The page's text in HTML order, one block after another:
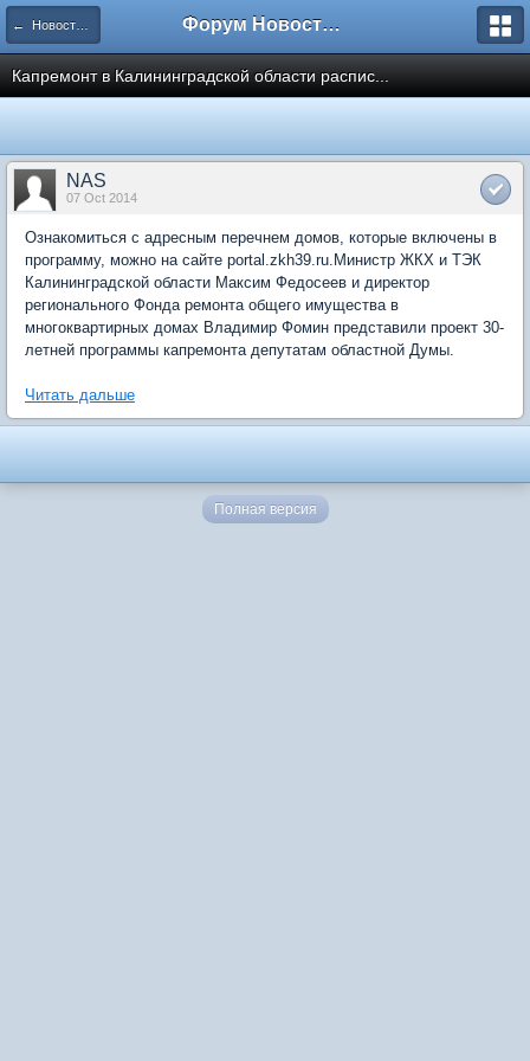
← Новости рынка недвижимости Форум Новостройки
Капремонт в Калининградской области распис...
NAS
07 Oct 2014
Ознакомиться с адресным перечнем домов, которые включены в
программу, можно на сайте portal.zkh39.ru.Министр ЖКХ и ТЭК
Калининградской области Максим Федосеев и директор
регионального Фонда ремонта общего имущества в
многоквартирных домах Владимир Фомин представили проект 30-
летней программы капремонта депутатам областной Думы.
Читать дальше
Полная версия